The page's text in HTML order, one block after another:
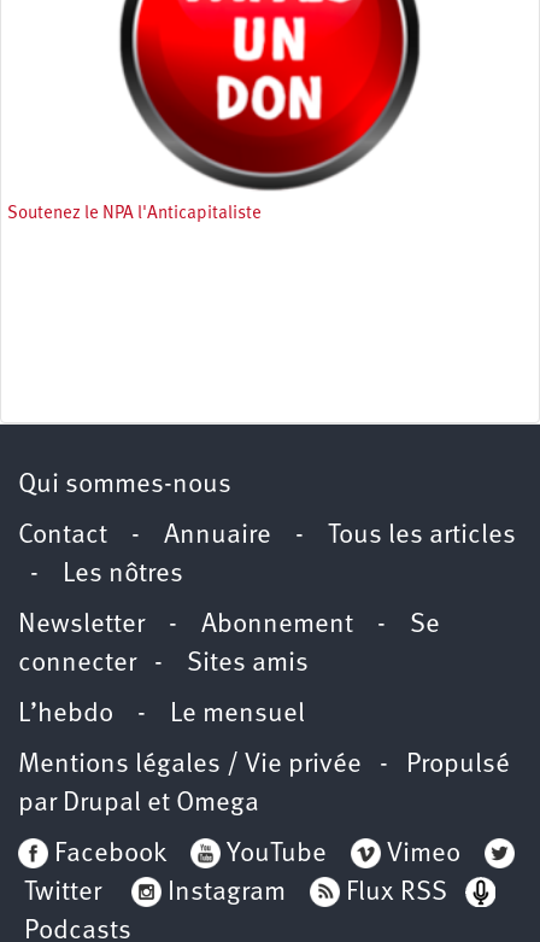
Soutenez le NPA l'Anticapitaliste
Qui sommes-nous
Contact - Annuaire - Tous les articles
-
Les nôtres
Newsletter- Abonnement - Se
connecter- Sites amis
L’hebdo -
Le mensuel
Mentions légales / Vie privée - Propulsé
par Drupal et Omega
Facebook
YouTube
Vimeo
Twitter
Instagram
Flux RSS
Podcasts